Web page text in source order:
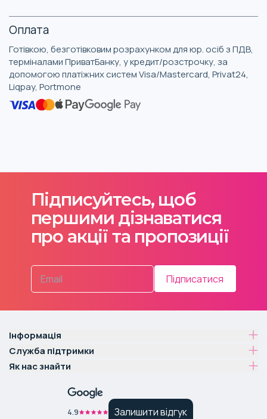
Оплата
Готівкою, безготівковим розрахунком для юр. осіб з ПДВ,
терміналами ПриватБанку, у кредит/розстрочку, за
допомогою платіжних систем Visa/Mastercard, Privat24,
Liqpay, Portmone
Підписуйтесь, щоб
першими дізнаватися
про акції та пропозиції
Підписатися
Інформація
Служба підтримки
Як нас знайти
4.9 Залишити відгук